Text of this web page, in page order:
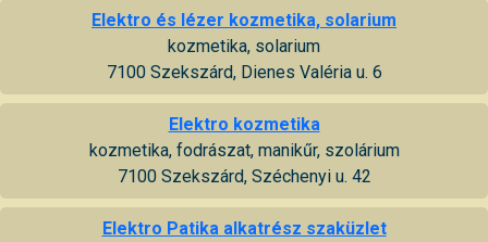
Elektro és lézer kozmetika, solarium
kozmetika, solarium
7100 Szekszárd, Dienes Valéria u. 6
Elektro kozmetika
kozmetika, fodrászat, manikűr, szolárium
7100 Szekszárd, Széchenyi u. 42
Elektro Patika alkatrész szaküzlet